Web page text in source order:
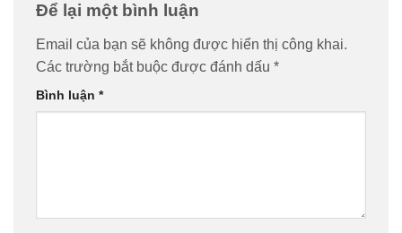
Để lại một bình luận
Email của bạn sẽ không được hiển thị công khai.
Các trường bắt buộc được đánh dấu *
Bình luận *